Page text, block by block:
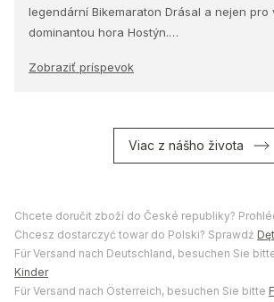
legendární Bikemaraton Drásal a nejen pro
dominantou hora Hostýn.…
Zobraziť príspevok
Viac z nášho života
Chcete doručit zboží do České republiky?
Chcesz dostarczyć towar do Polski? Sprawdź
Für Versand nach Deutschland, besuchen Sie
Kinder
Für Versand nach Österreich, besuchen Sie bitte